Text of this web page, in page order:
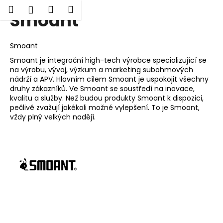
Přejít
HledatPřihlášení
Nákupní
košík
Smoant
Smoant
Smoant je integrační high-tech výrobce specializující se
na výrobu, vývoj, výzkum a marketing subohmových
nádrží a APV. Hlavním cílem Smoant je uspokojit všechny
druhy zákazníků. Ve Smoant se soustředí na inovace,
kvalitu a služby. Než budou produkty Smoant k dispozici,
pečlivě zvažují jakékoli možné vylepšení. To je Smoant,
vždy plný velkých nadějí.
o Zpět
Zpět
C
o
p
o
t
ř